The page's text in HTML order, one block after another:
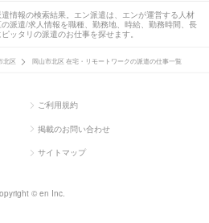
情報の検索結果。エン派遣は、エンが運営する人材
派遣/求人情報を職種、勤務地、時給、勤務時間、長
ッタリの派遣のお仕事を探せます。
北区 岡山市北区 在宅・リモートワークの派遣の仕事一覧
ご利用規約
掲載のお問い合わせ
サイトマップ
© en Inc.